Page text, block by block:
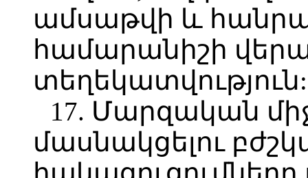
ամսաթվի և
համարանիշի
տեղեկատվություն:
17. Մարզական
մասնակցելու